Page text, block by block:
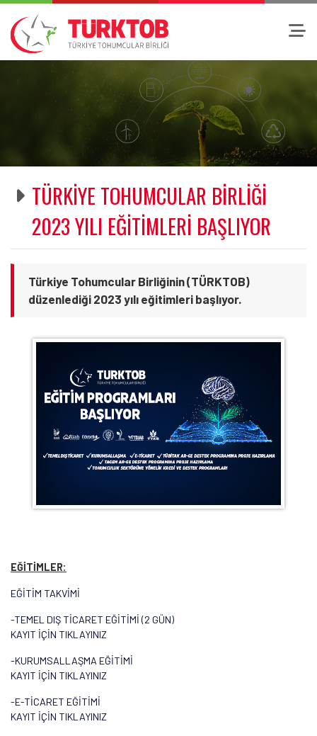
TÜRKİYE TOHUMCULAR BİRLİĞİ
2023 YILI EĞİTİMLERİ BAŞLIYOR
Türkiye Tohumcular Birliğinin (TÜRKTOB)
düzenlediği 2023 yılı eğitimleri başlıyor.
EĞİTİMLER:
EĞİTİM TAKVİMİ
-TEMEL DIŞ TİCARET EĞİTİMİ (2 GÜN)
KAYIT İÇİN TIKLAYINIZ
-KURUMSALLAŞMA EĞİTİMİ
KAYIT İÇİN TIKLAYINIZ
-E-TİCARET EĞİTİMİ
KAYIT İÇİN TIKLAYINIZ